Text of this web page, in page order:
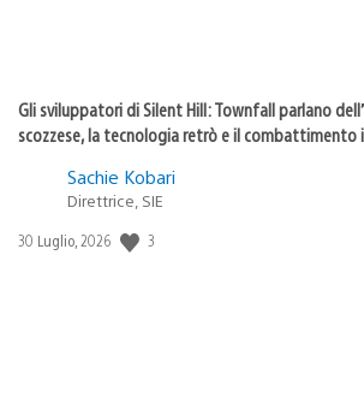
Gli sviluppatori di Silent Hill: Townfall parlano
scozzese, la tecnologia retrò e il combattimento
Sachie Kobari
Direttrice, SIE
Data
30 Luglio, 2026 3